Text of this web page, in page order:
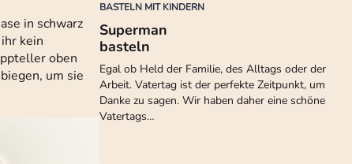
in schwarz
kein
oben
um sie
BASTELN MIT KINDERN
Superman
basteln
Egal ob Held der Familie, des Alltags oder der
Arbeit. Vatertag ist der perfekte Zeitpunkt, um
Danke zu sagen. Wir haben daher eine schöne
Vatertags…